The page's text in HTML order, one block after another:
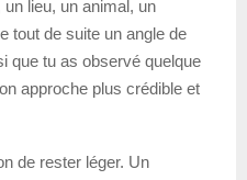
lieu, un animal, un
tout de suite un angle de
que tu as observé quelque
approche plus crédible et
de rester léger. Un